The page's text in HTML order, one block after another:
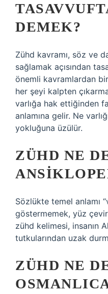
DEMEK?
Zühd kavramı, söz ve
sağlamak açısından
önemli kavramlardan
her şeyi kalpten
varlığa hak ettiğinden
anlamına gelir. Ne
yokluğuna üzülür.
ZÜHD NE
Sözlükte temel anlamı
göstermemek, yüz
zühd kelimesi, insanın
tutkularından uzak
ZÜHD NE